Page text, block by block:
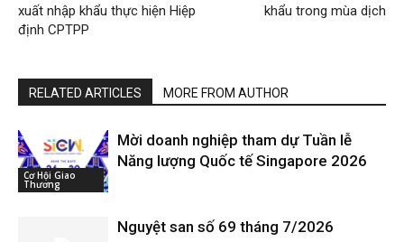
xuất nhập khẩu thực hiện Hiệp
định CPTPP
khẩu trong mùa dịch
RELATED ARTICLES MORE FROM AUTHOR
Cơ Hội Giao
Thương
Mời doanh nghiệp tham dự Tuần lễ
Năng lượng Quốc tế Singapore 2026
Nguyệt san số 69 tháng 7/2026